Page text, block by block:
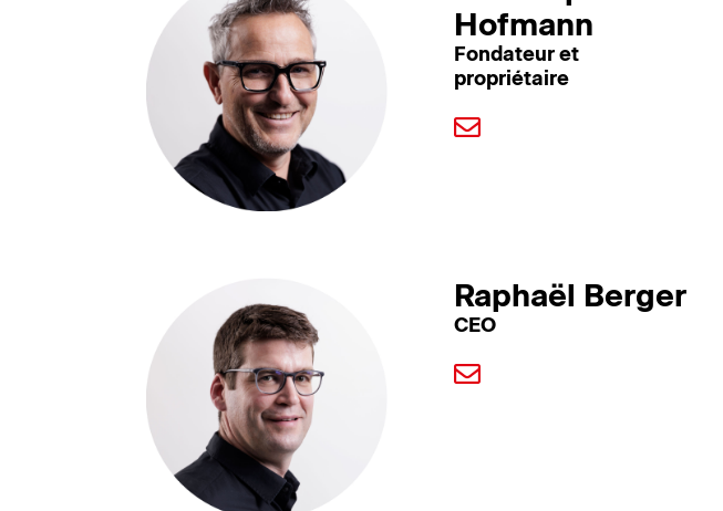
Hofmann
Fondateur et
propriétaire
Raphaël Berger
CEO